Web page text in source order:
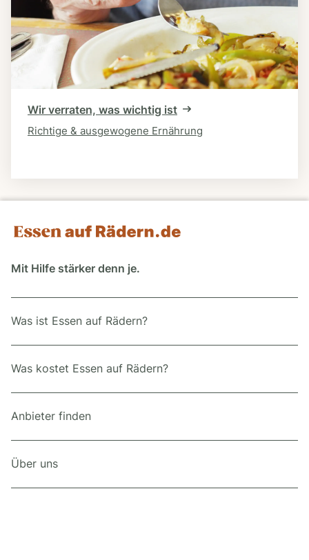
Wir verraten, was wichtig ist
Richtige & ausgewogene Ernährung
Mit Hilfe stärker denn je.
Was ist Essen auf Rädern?
Was kostet Essen auf Rädern?
Anbieter finden
Über uns